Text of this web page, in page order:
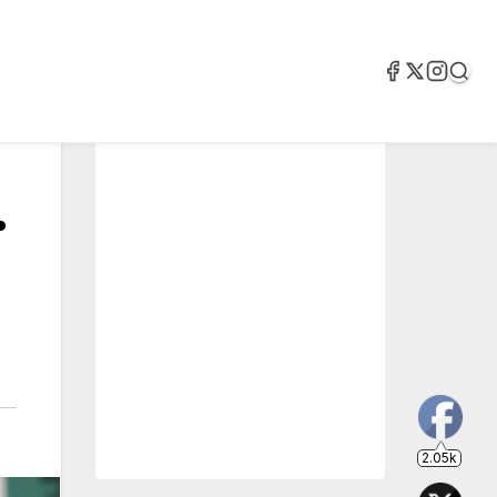
2.05k